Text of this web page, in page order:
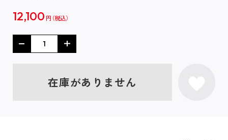
12,100 円
在庫がありません